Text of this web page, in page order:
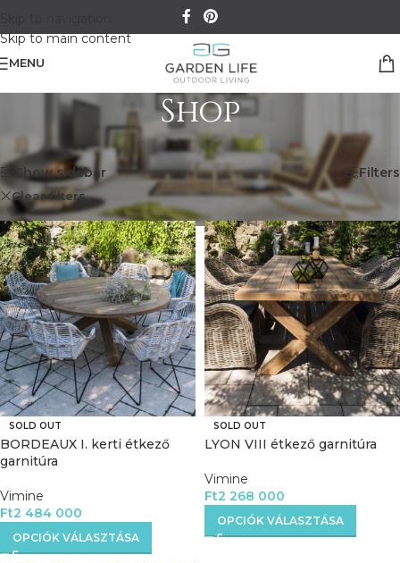
Skip to main content
MENU
Shop
Kezdőlap Mind a(z) 3 találat megjelenítve
Show sidebar Filters
Clear filters Vimine
SOLD OUT
BORDEAUX I. kerti étkező
garnitúra
Vimine
Ft2 484 000
OPCIÓK VÁLASZTÁSA
SOLD OUT
LYON VIII étkező garnitúra
Vimine
Ft2 268 000
OPCIÓK VÁLASZTÁSA